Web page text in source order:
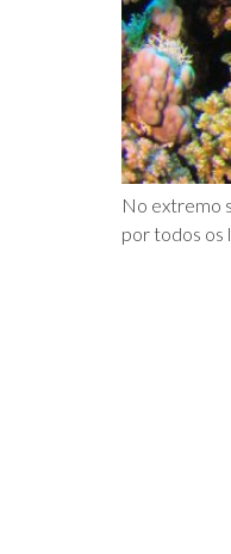
No extremo
por todos os